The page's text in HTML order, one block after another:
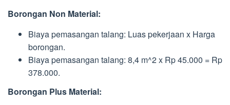
Borongan Non Material:
Biaya pemasangan talang: Luas pekerjaan x Harga
borongan.
Biaya pemasangan talang: 8,4 m^2 x Rp 45.000 = Rp
378.000.
Borongan Plus Material: